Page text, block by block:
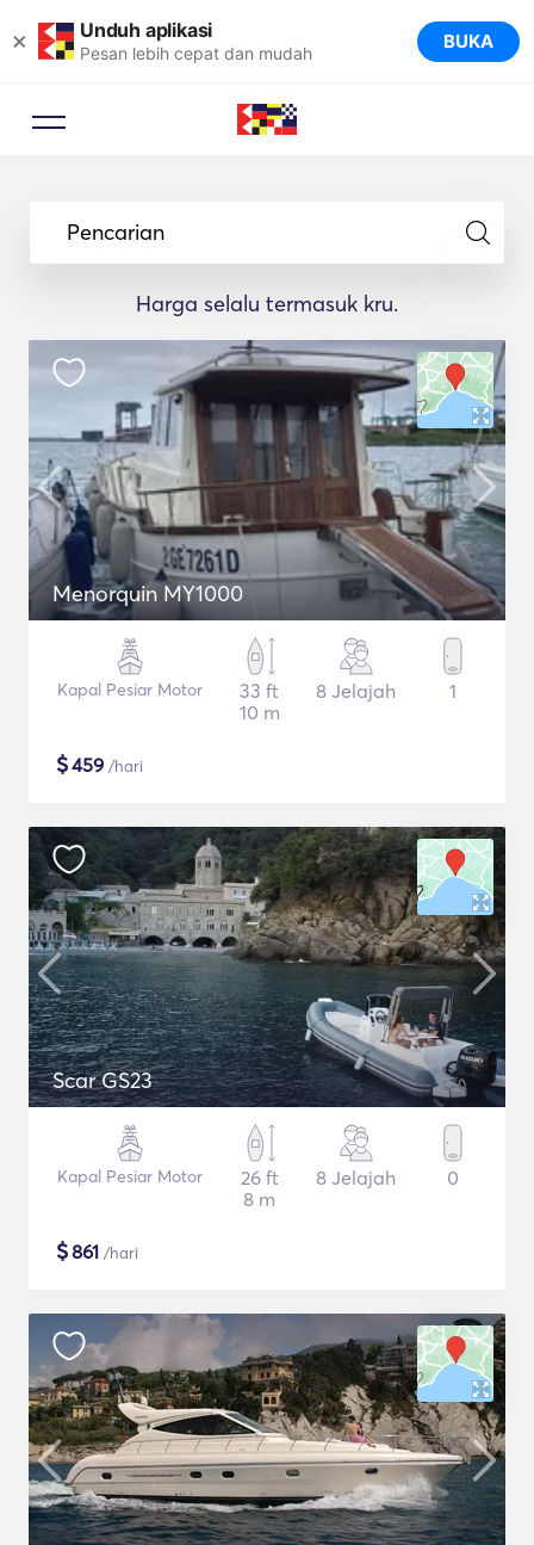
× Unduh aplikasi
Pesan lebih cepat dan mudah BUKA
Pencarian
Harga selalu termasuk kru.
Menorquin MY1000
Kapal Pesiar Motor
33 ft
10 m
8 Jelajah 1
$459 /hari
Scar GS23
Kapal Pesiar Motor
26 ft
8 m
8 Jelajah 0
$861 /hari